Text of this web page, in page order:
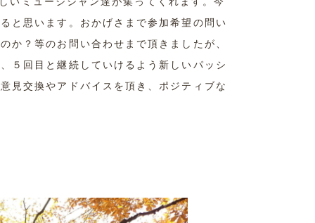
と思います。おかげさまで参加希望の問い
か？等のお問い合わせまで頂きましたが、
５回目と継続していけるよう新しいパッシ
見交換やアドバイスを頂き、ポジティブな